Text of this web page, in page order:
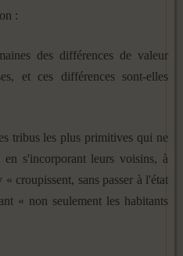
:
des différences de valeur
et ces différences sont-elles
tribus les plus primitives qui ne
en s'incorporant leurs voisins, à
croupissent, sans passer à l'état
« non seule­ment les habitants